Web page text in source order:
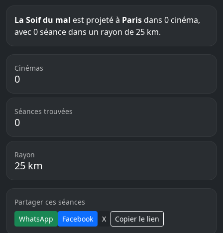
La Soif du mal est projeté à Paris dans 0 cinéma,
avec 0 séance dans un rayon de 25 km.
Cinémas
0
Séances trouvées
0
Rayon
25 km
Partager ces séances
WhatsApp
Facebook X Copier le lien